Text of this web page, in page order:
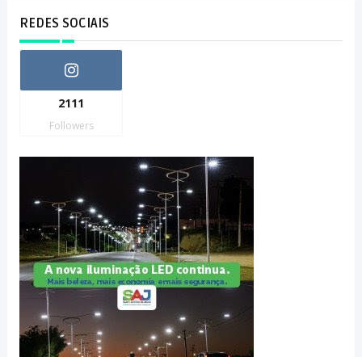
REDES SOCIAIS
2111
Followers